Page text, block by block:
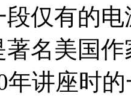
仅有的
名美国作
年讲座时